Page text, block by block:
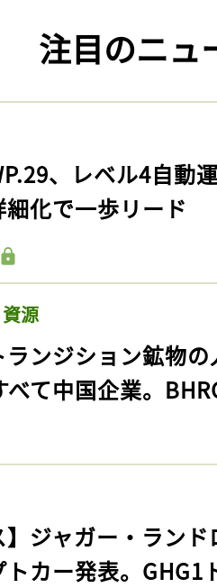
注目のニュ
、レベル4自動
化で一歩リード
源
ランジション鉱物
べて中国企業。
】ジャガー・ラン
カー発表。GHG1